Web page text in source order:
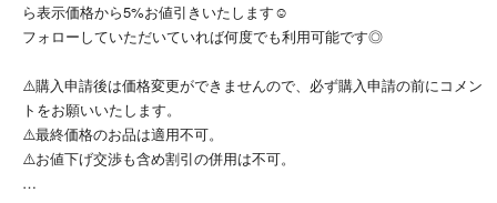
◉実寸(㎝)
着丈120.5
肩幅50
袖丈55
スリット長さ51
◉状態：目立った傷や汚れなどは有りません。
ら表示価格から5%お値引きいたします☺︎
フォローしていただいていれば何度でも利用可能です◎
⚠️購入申請後は価格変更ができませんので、必ず購入申請の前にコメン
トをお願いいたします。
⚠️最終価格のお品は適用不可。
⚠️お値下げ交渉も含め割引の併用は不可。